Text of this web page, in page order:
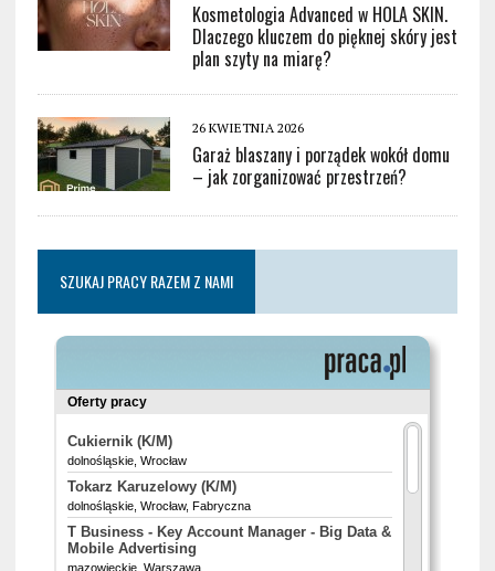
Kosmetologia Advanced w HOLA SKIN.
Dlaczego kluczem do pięknej skóry jest
plan szyty na miarę?
26 KWIETNIA 2026
Garaż blaszany i porządek wokół domu
– jak zorganizować przestrzeń?
SZUKAJ PRACY RAZEM Z NAMI